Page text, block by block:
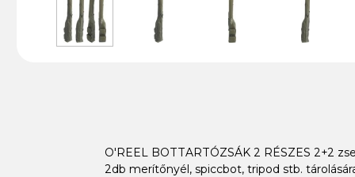
O'REEL BOTTARTÓZSÁK 2 RÉSZES 2+2
2db merítőnyél, spiccbot, tripod stb.